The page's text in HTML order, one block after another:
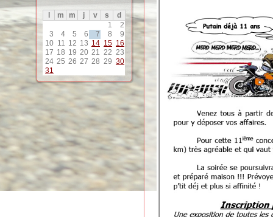
m m j v s
d
1
2
3
4 5 6 7 8
9
10 11 12 13 14 15 16
17 18 19 20 21 22 23
24 25 26 27 28 29 30
31